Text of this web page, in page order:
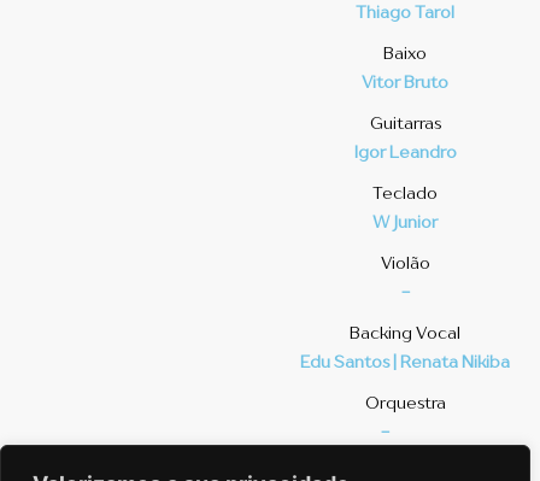
Thiago Tarol
Baixo
Vitor Bruto
Guitarras
Igor Leandro
Teclado
W Junior
Violão
-
⁠Backing Vocal
Edu Santos | Renata Nikiba
Orquestra
-